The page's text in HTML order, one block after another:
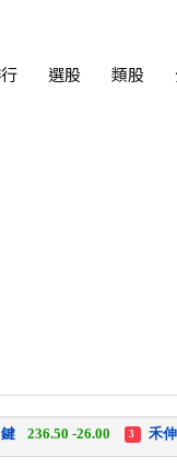
選股 類股
中化生35.75 +3.25
236.50 -26.00 3
禾